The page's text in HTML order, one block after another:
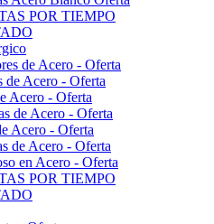
POR TIEMPO
de Acero - Oferta
de Acero - Oferta
Acero - Oferta
de Acero - Oferta
Acero - Oferta
de Acero - Oferta
en Acero - Oferta
POR TIEMPO